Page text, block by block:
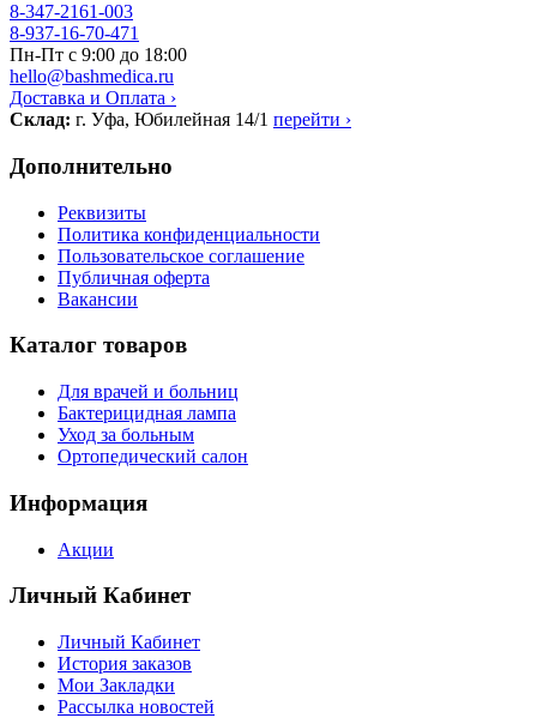
8-347-2161-003
8-937-16-70-471
Пн-Пт с 9:00 до 18:00
hello@bashmedica.ru
Доставка и Оплата ›
Склад: г. Уфа, Юбилейная 14/1 перейти ›
Дополнительно
Реквизиты
Политика конфиденциальности
Пользовательское соглашение
Публичная оферта
Вакансии
Каталог товаров
Для врачей и больниц
Бактерицидная лампа
Уход за больным
Ортопедический салон
Информация
Акции
Личный Кабинет
Личный Кабинет
История заказов
Мои Закладки
Рассылка новостей